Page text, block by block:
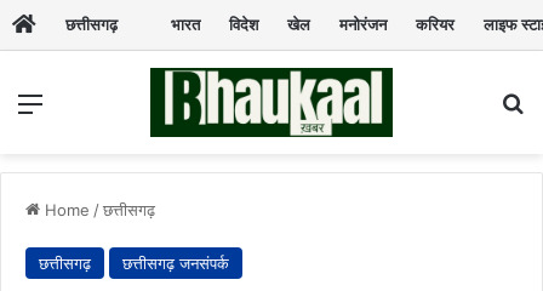
छत्तीसगढ़ भारत विदेश खेल मनोरंजन करियर लाइफ
Menu
Home /छत्तीसगढ़
छत्तीसगढ़ छत्तीसगढ़ जनसंपर्क